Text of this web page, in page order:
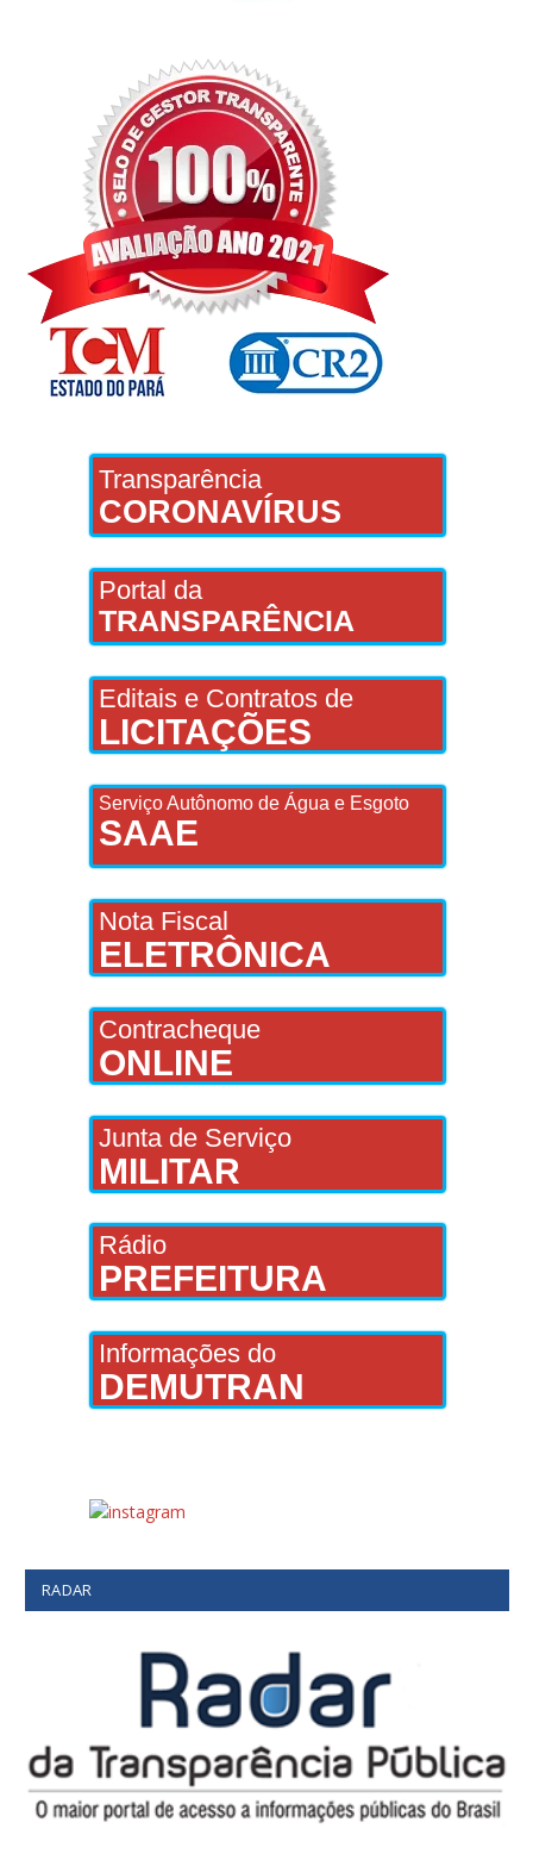
Transparência
CORONAVÍRUS
Portal da
TRANSPARÊNCIA
Editais e Contratos de
LICITAÇÕES
Serviço Autônomo de Água e Esgoto
SAAE
Nota Fiscal
ELETRÔNICA
Contracheque
ONLINE
Junta de Serviço
MILITAR
Rádio
PREFEITURA
Informações do
DEMUTRAN
RADAR